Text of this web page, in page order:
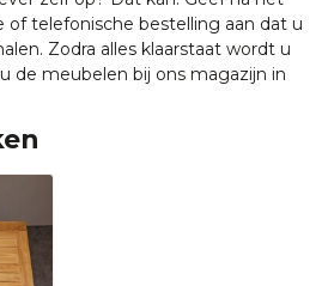
of telefonische bestelling aan dat u
Zodra alles klaarstaat wordt u
de meubelen bij ons magazijn in